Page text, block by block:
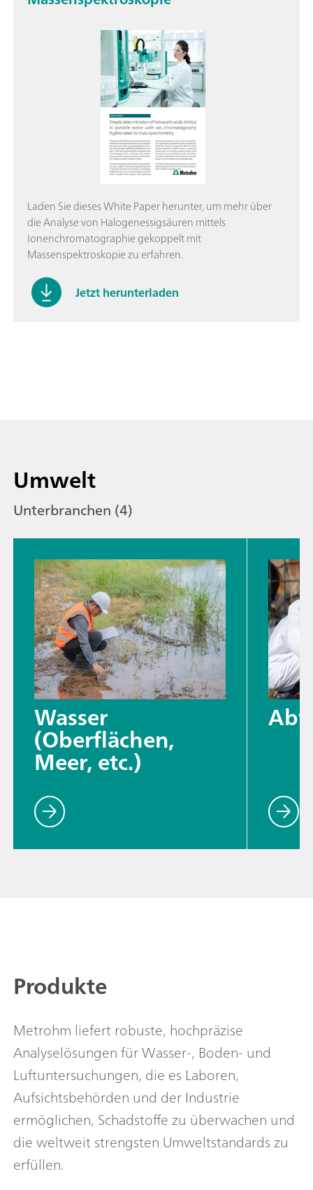
Laden Sie dieses White Paper herunter, um mehr über
die Analyse von Halogenessigsäuren mittels
Ionenchromatographie gekoppelt mit
Massenspektroskopie zu erfahren.
Jetzt herunterladen
Umwelt
Unterbranchen (4)
Wasser
(Oberflächen,
Meer, etc.)
Produkte
Metrohm liefert robuste, hochpräzise
Analyselösungen für Wasser-, Boden- und
Luftuntersuchungen, die es Laboren,
Aufsichtsbehörden und der Industrie
ermöglichen, Schadstoffe zu überwachen und
die weltweit strengsten Umweltstandards zu
erfüllen.